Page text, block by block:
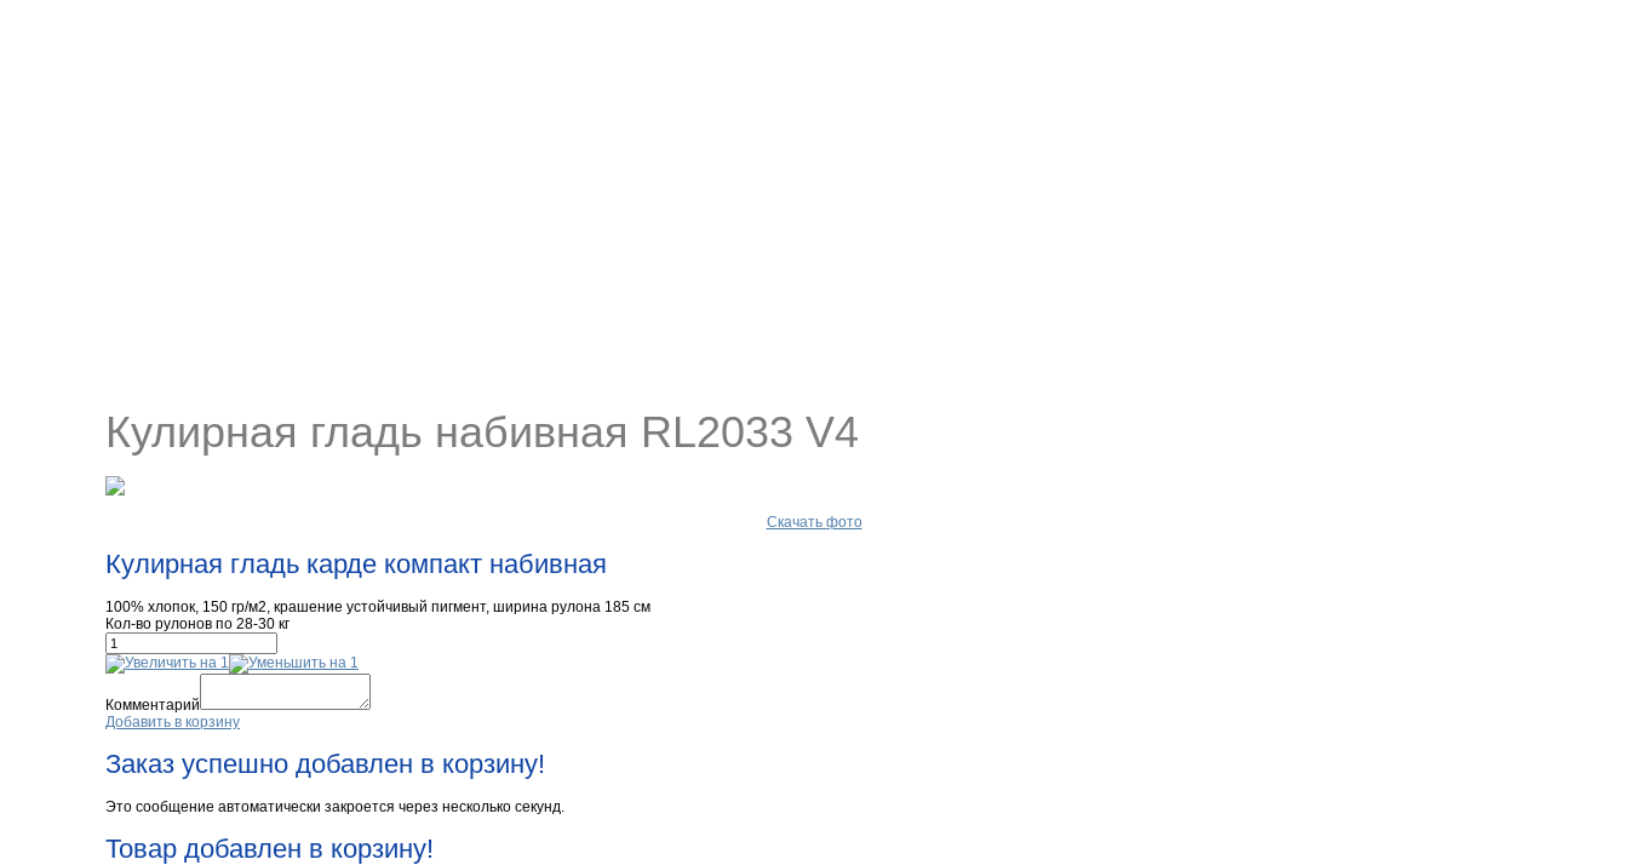
Кулирная гладь набивная RL2033 V4
Скачать фото
Кулирная гладь карде компакт набивная
100% хлопок, 150 гр/м2, крашение устойчивый пигмент, ширина рулона 185 см
Кол-во рулонов по 28-30 кг
Комментарий
Добавить в корзину
Заказ успешно добавлен в корзину!
Это сообщение автоматически закроется через несколько секунд.
Товар добавлен в корзину!